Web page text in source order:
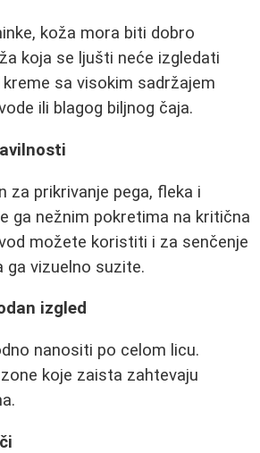
koža mora biti dobro
koja se ljušti neće izgledati
sa visokim sadržajem
ili blagog biljnog čaja.
za prikrivanje pega, fleka i
ga nežnim pokretima na kritična
možete koristiti i za senčenje
ga vizuelno suzite.
izgled
nanositi po celom licu.
koje zaista zahtevaju